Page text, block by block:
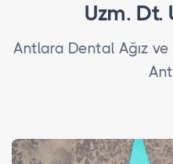
Uzm. Dt.
Antlara Dental Ağız ve